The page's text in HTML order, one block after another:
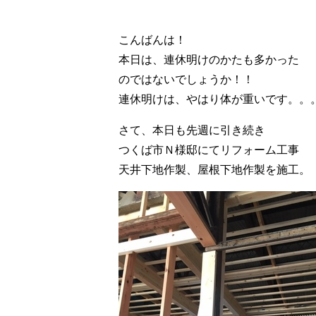
こんばんは！
本日は、連休明けのかたも多かった
のではないでしょうか！！
連休明けは、やはり体が重いです。。
さて、本日も先週に引き続き
つくば市Ｎ様邸にてリフォーム工事
天井下地作製、屋根下地作製を施工。